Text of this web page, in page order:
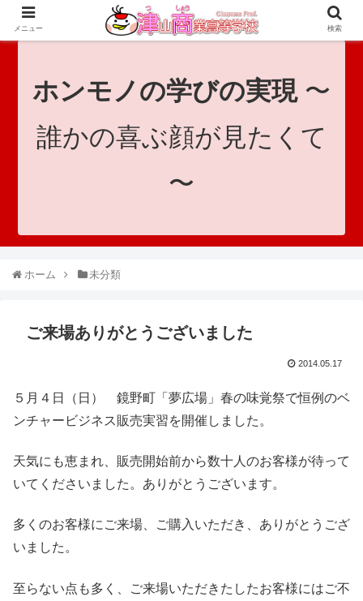
since 1921｜地域と共に未来へつなげ！｜Tsuyama Commercial High School
ホンモノの学びの実現〜
誰かの喜ぶ顔が見たくて
〜
ホーム 未分類
ご来場ありがとうございました
2014.05.17
５月４日（日） 鏡野町「夢広場」春の味覚祭で恒例のベ
ンチャービジネス販売実習を開催しました。
天気にも恵まれ、販売開始前から数十人のお客様が待って
いてくださいました。ありがとうございます。
多くのお客様にご来場、ご購入いただき、ありがとうござ
いました。
至らない点も多く、ご来場いただきたしたお客様にはご不
メニュー 検索